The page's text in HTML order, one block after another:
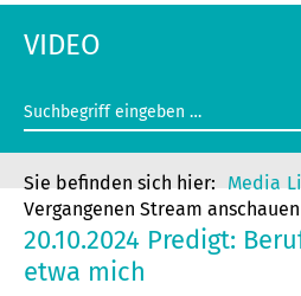
VIDEO
Media
Vergangenen Stream anschauen
20.10.2024 Predigt:
etwa mich